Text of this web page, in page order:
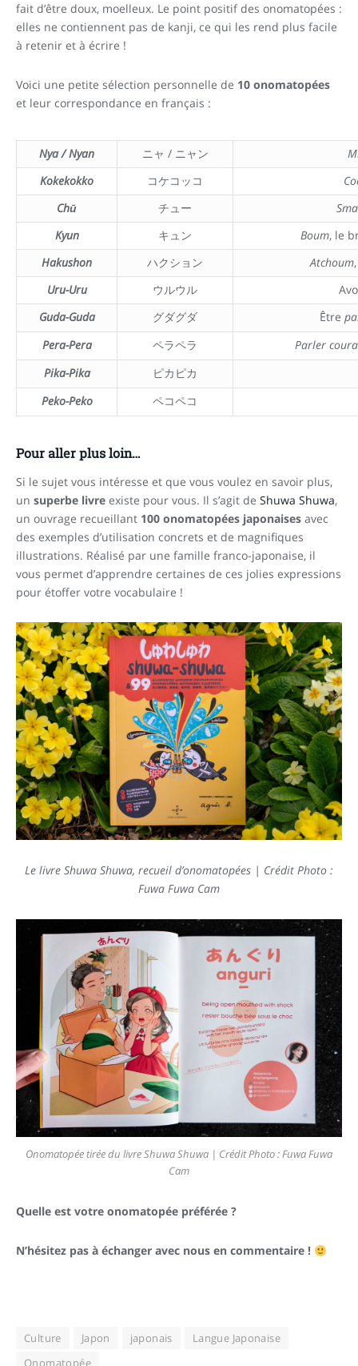
fait d’être doux, moelleux. Le point positif des onomatopées :
elles ne contiennent pas de kanji, ce qui les rend plus facile
à retenir et à écrire !
Voici une petite sélection personnelle de 10 onomatopées
et leur correspondance en français :
Nya / Nyan ニャ / ニャン
Kokekokko
コケコッコ
Chū
チュー
Kyun
キュン Boum, le
Hakushon
ハクション Atchoum
Uru-Uru
ウルウル
Guda-Guda
グダグダ Être
Pera-Pera
ペラペラ
Parler
Pika-Pika
ピカピカ
Peko-Peko
ペコペコ
Pour aller plus loin…
Si le sujet vous intéresse et que vous voulez en savoir plus,
un superbe livre existe pour vous. Il s’agit de Shuwa Shuwa,
un ouvrage recueillant 100 onomatopées japonaises avec
des exemples d’utilisation concrets et de magnifiques
illustrations. Réalisé par une famille franco-japonaise, il
vous permet d’apprendre certaines de ces jolies expressions
pour étoffer votre vocabulaire !
Le livre Shuwa Shuwa, recueil d’onomatopées | Crédit Photo :
Fuwa Fuwa Cam
Onomatopée tirée du livre Shuwa Shuwa | Crédit Photo : Fuwa Fuwa
Cam
Quelle est votre onomatopée préférée ?
N’hésitez pas à échanger avec nous en commentaire !
Culture Japon japonais
Langue Japonaise
Onomatopée